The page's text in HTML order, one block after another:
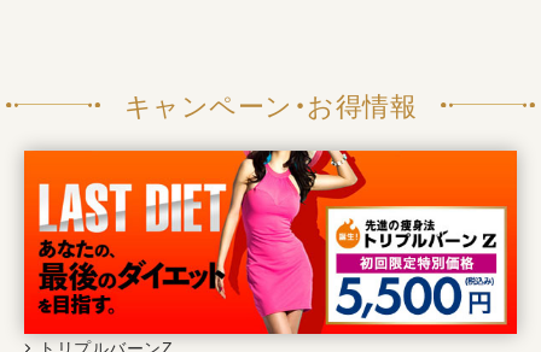
キャンペーン・お得情報
トリプルバーンZ